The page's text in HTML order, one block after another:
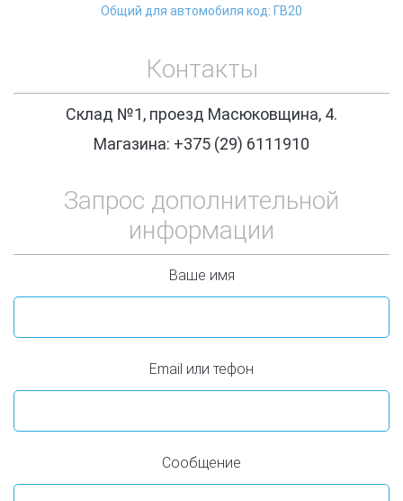
Общий для автомобиля код: ГВ20
Контакты
Склад №1, проезд Масюковщина, 4.
Магазина: +375 (29) 6111910
Запрос дополнительной
информации
Ваше имя
Email или тефон
Сообщение